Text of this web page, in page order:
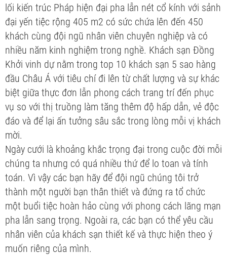
lối kiến trúc Pháp hiện đại pha lẫn nét cổ kính với sảnh
đại yến tiệc rộng 405 m2 có sức chứa lên đến 450
khách cùng đội ngũ nhân viên chuyên nghiệp và có
nhiều năm kinh nghiệm trong nghề. Khách sạn Đồng
Khởi vinh dự nằm trong top 10 khách sạn 5 sao hàng
đầu Châu Á với tiêu chí đi lên từ chất lượng và sự khác
biệt giữa thực đơn lẫn phong cách trang trí đến phục
vụ so với thị truồng làm tăng thêm độ hấp dẫn, vẻ độc
đáo và để lại ấn tưởng sâu sắc trong lòng mỗi vị khách
mời.
Ngày cưới là khoảng khắc trọng đại trong cuộc đời mỗi
chúng ta nhưng có quá nhiều thứ để lo toan và tính
toán. Vì vậy các bạn hãy để đội ngũ chúng tôi trở
thành một người bạn thân thiết và đứng ra tổ chức
một buổi tiệc hoàn hảo cùng với phong cách lãng mạn
pha lẫn sang trọng. Ngoài ra, các bạn có thể yêu cầu
nhân viên của khách sạn thiết kế và thực hiện theo ý
muốn riêng của mình.